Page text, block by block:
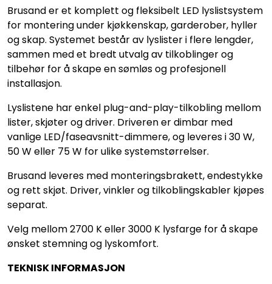
Brusand er et komplett og fleksibelt LED lyslistsystem
for montering under kjøkkenskap, garderober, hyller
og skap. Systemet består av lyslister i flere lengder,
sammen med et bredt utvalg av tilkoblinger og
tilbehør for å skape en sømløs og profesjonell
installasjon.
Lyslistene har enkel plug-and-play-tilkobling mellom
lister, skjøter og driver. Driveren er dimbar med
vanlige LED/faseavsnitt-dimmere, og leveres i 30 W,
50 W eller 75 W for ulike systemstørrelser.
Brusand leveres med monteringsbrakett, endestykke
og rett skjøt. Driver, vinkler og tilkoblingskabler kjøpes
separat.
Velg mellom 2700 K eller 3000 K lysfarge for å skape
ønsket stemning og lyskomfort.
TEKNISK INFORMASJON